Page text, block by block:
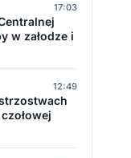
17:03
w załodze i
12:49